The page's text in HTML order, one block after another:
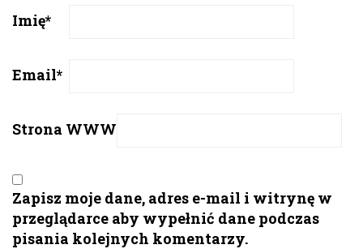
Imię*
Email*
Strona WWW
Zapisz moje dane, adres e-mail i witrynę w
przeglądarce aby wypełnić dane podczas
pisania kolejnych komentarzy.